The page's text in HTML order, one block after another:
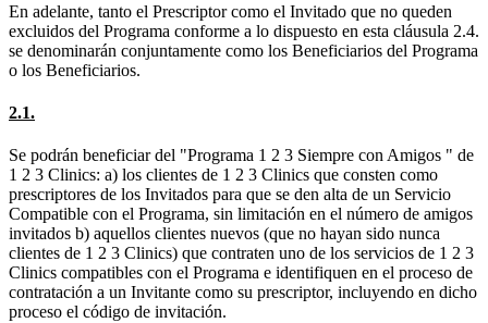
En adelante, tanto el Prescriptor como el Invitado que no queden
excluidos del Programa conforme a lo dispuesto en esta cláusula 2.4.
se denominarán conjuntamente como los Beneficiarios del Programa
o los Beneficiarios.
2.1.
Se podrán beneficiar del "Programa 1 2 3 Siempre con Amigos " de
1 2 3 Clinics: a) los clientes de 1 2 3 Clinics que consten como
prescriptores de los Invitados para que se den alta de un Servicio
Compatible con el Programa, sin limitación en el número de amigos
invitados b) aquellos clientes nuevos (que no hayan sido nunca
clientes de 1 2 3 Clinics) que contraten uno de los servicios de 1 2 3
Clinics compatibles con el Programa e identifiquen en el proceso de
contratación a un Invitante como su prescriptor, incluyendo en dicho
proceso el código de invitación.